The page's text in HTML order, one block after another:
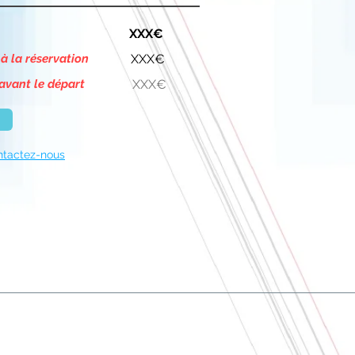
XXX€
la réservation XXX€
le départ XXX€
nous